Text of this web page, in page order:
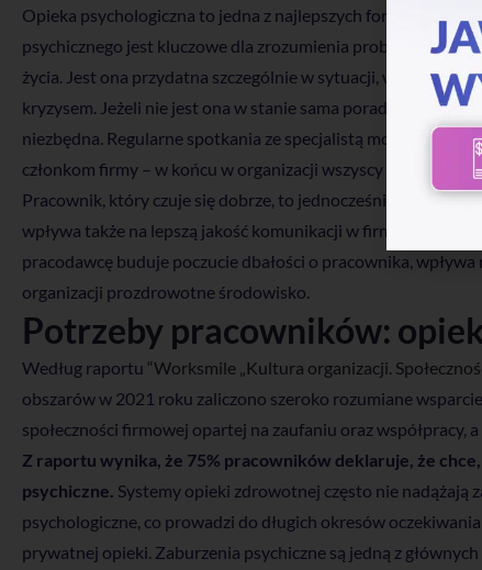
Opieka psychologiczna to jedna z najlepszych form wsparcia
psychicznego jest kluczowe dla zrozumienia problemów,
życia. Jest ona przydatna szczególnie w sytuacji, w której
kryzysem. Jeżeli nie jest ona w stanie sama poradzić sobie z
niezbędna. Regularne spotkania ze specjalistą mogą pomóc
członkom firmy – w końcu w organizacji wszyscy tworzą
Pracownik, który czuje się dobrze, to jednocześnie
wpływa także na lepszą jakość komunikacji w firmie.
pracodawcę buduje poczucie dbałości o pracownika,
organizacji prozdrowotne środowisko.
Potrzeby pracowników:
Według raportu “Worksmile „Kultura organizacji.
obszarów w 2021 roku zaliczono szeroko rozumiane
społeczności firmowej opartej na zaufaniu oraz współpracy,
Z raportu wynika, że 75% pracowników deklaruje, że
psychiczne. Systemy opieki zdrowotnej często nie nadążają
psychologiczne, co prowadzi do długich okresów
prywatnej opieki. Zaburzenia psychiczne są jedną z